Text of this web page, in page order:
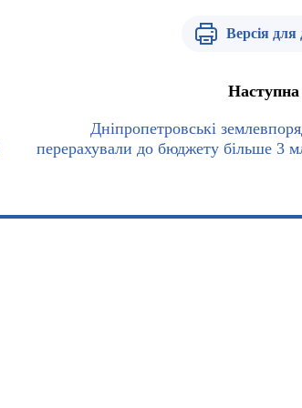
Версія для
Наступна
Дніпропетровські
перерахували до бюджету більше 3